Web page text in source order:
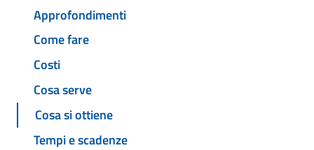
Approfondimenti
Come fare
Costi
Cosa serve
Cosa si ottiene
Tempi e scadenze